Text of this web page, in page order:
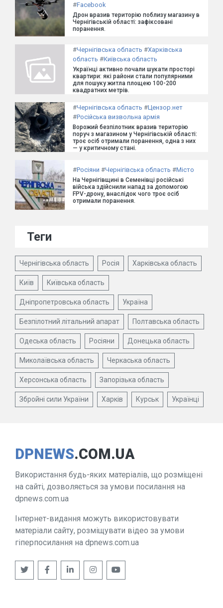
#Facebook
Дрон вразив територію поблизу магазину в
Чернігівській області: зафіксовані
поранення.
#Чернігівська область #Харківська
область #Київська область
Українці активно почали шукати просторі
квартири: які райони стали популярними
для пошуку житла площею 100-200
квадратних метрів.
#Чернігівська область #Цензор.нет
#Російська визвольна армія
Ворожий безпілотник вразив територію
поруч з магазином у Чернігівській області:
троє осіб отримали поранення, одна з них
— у критичному стані.
#Росіяни #Чернігівська область #Місто
На Чернігівщині в Семенівці російські
війська здійснили напад за допомогою
FPV-дрону, внаслідок чого троє осіб
отримали поранення.
Теги
Чернігівська область Росія Харківська область
Київ Київська область
Дніпропетровська область Україна
Безпілотний літальний апарат Полтавська область
Одеська область Росіяни Донецька область
Миколаївська область Черкаська область
Херсонська область Запорізька область
Збройні сили України Харків Курськ Українці
DPNEWS.COM.UA
Використання будь-яких матеріалів, що розміщені
на сайті, дозволяється за умови посилання на
dpnews.com.ua
Інтернет-видання можуть використовувати
матеріали сайту, розміщувати відео за умови
гіперпосилання на dpnews.com.ua